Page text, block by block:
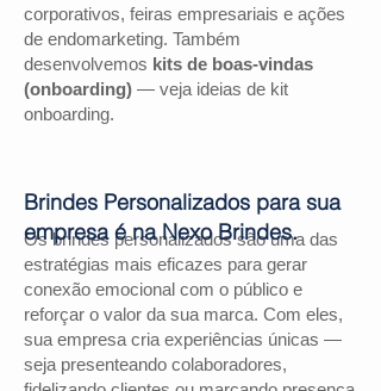
corporativos, feiras empresariais e ações
de endomarketing. Também
desenvolvemos kits de boas-vindas
(onboarding) — veja ideias de kit
onboarding.
Os brindes personalizados são uma das
estratégias mais eficazes para gerar
conexão emocional com o público e
reforçar o valor da sua marca. Com eles,
sua empresa cria experiências únicas —
seja presenteando colaboradores,
Brindes Personalizados para sua
empresa é na Nexo Brindes.